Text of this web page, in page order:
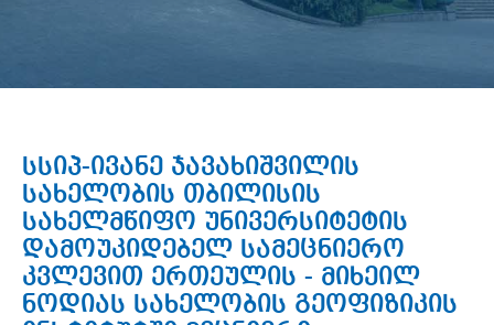
სსიპ-ივანე ჯავახიშვილის
სახელობის თბილისის
სახელმწიფო უნივერსიტეტის
დამოუკიდებელ სამეცნიერო
კვლევით ერთეულის - მიხეილ
ნოდიას სახელობის გეოფიზიკის